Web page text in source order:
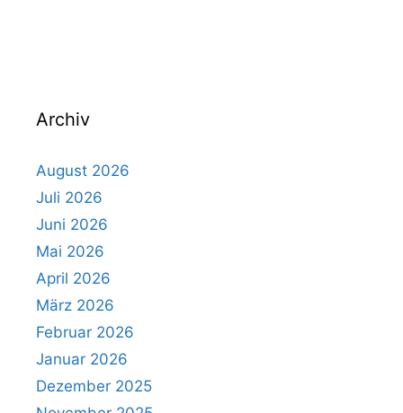
Archiv
August 2026
Juli 2026
Juni 2026
Mai 2026
April 2026
März 2026
Februar 2026
Januar 2026
Dezember 2025